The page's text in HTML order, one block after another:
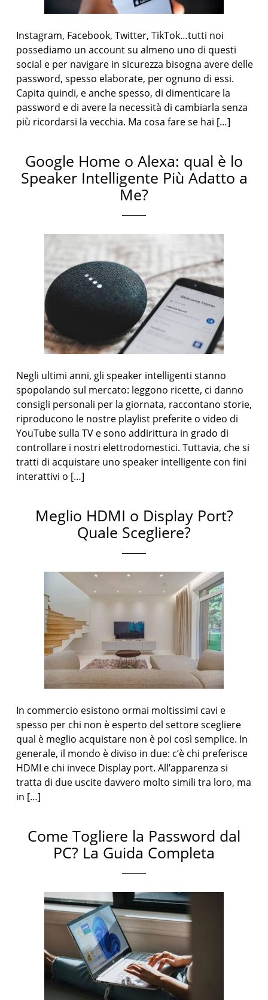
Instagram, Facebook, Twitter, TikTok…tutti noi
possediamo un account su almeno uno di questi
social e per navigare in sicurezza bisogna avere delle
password, spesso elaborate, per ognuno di essi.
Capita quindi, e anche spesso, di dimenticare la
password e di avere la necessità di cambiarla senza
più ricordarsi la vecchia. Ma cosa fare se hai […]
Google Home o Alexa: qual è lo
Speaker Intelligente Più Adatto a
Me?
Negli ultimi anni, gli speaker intelligenti stanno
spopolando sul mercato: leggono ricette, ci danno
consigli personali per la giornata, raccontano storie,
riproducono le nostre playlist preferite o video di
YouTube sulla TV e sono addirittura in grado di
controllare i nostri elettrodomestici. Tuttavia, che si
tratti di acquistare uno speaker intelligente con fini
interattivi o […]
Meglio HDMI o Display Port?
Quale Scegliere?
In commercio esistono ormai moltissimi cavi e
spesso per chi non è esperto del settore scegliere
qual è meglio acquistare non è poi così semplice. In
generale, il mondo è diviso in due: c’è chi preferisce
HDMI e chi invece Display port. All’apparenza si
tratta di due uscite davvero molto simili tra loro, ma
in […]
Come Togliere la Password dal
PC? La Guida Completa